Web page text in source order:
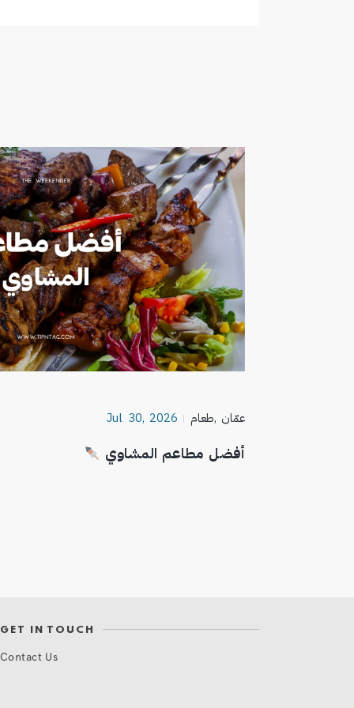
Jul 30, 2026 طعام, عمّان
أفضل مطاعم المشاوي
GET IN TOUCH
Contact Us